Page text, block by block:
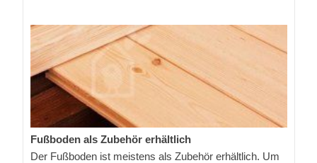
Fußboden als Zubehör erhältlich
Der Fußboden ist meistens als Zubehör erhältlich. Um